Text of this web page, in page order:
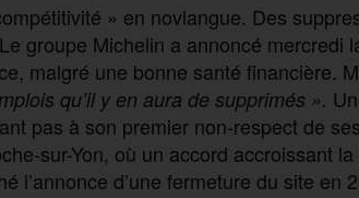
» en novlangue. Des
groupe Michelin a annoncé mercredi
malgré une bonne santé financière.
qu’il y en aura de supprimés ».
pas à son premier non-respect de
sur-Yon, où un accord accroissant
l’annonce d’une fermeture du site en